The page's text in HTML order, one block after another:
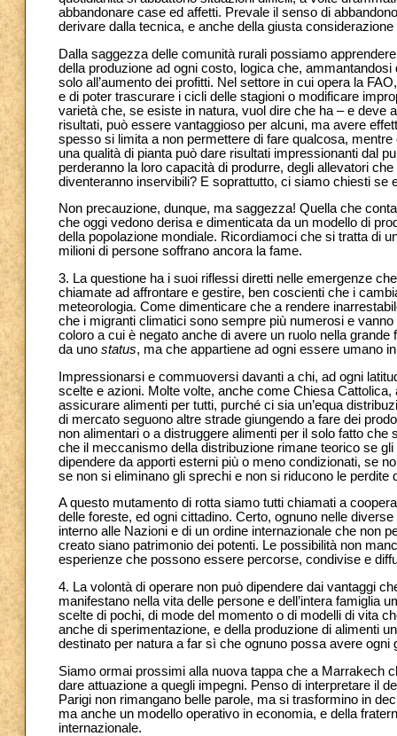
abbandonare case ed affetti. Prevale il senso di
derivare dalla tecnica, e anche della giusta
Dalla saggezza delle comunità rurali possiamo
della produzione ad ogni costo, logica che,
solo all’aumento dei profitti. Nel settore in cui opera la
e di poter trascurare i cicli delle stagioni o modificare
varietà che, se esiste in natura, vuol dire che ha – e deve
risultati, può essere vantaggioso per alcuni, ma avere
spesso si limita a non permettere di fare qualcosa,
una qualità di pianta può dare risultati impressionanti dal
perderanno la loro capacità di produrre, degli allevatori
diventeranno inservibili? E soprattutto, ci siamo chiesti
Non precauzione, dunque, ma saggezza! Quella che
che oggi vedono derisa e dimenticata da un modello di
della popolazione mondiale. Ricordiamoci che si tratta di
milioni di persone soffrano ancora la fame.
3. La questione ha i suoi riflessi diretti nelle emergenze
chiamate ad affrontare e gestire, ben coscienti che i
meteorologia. Come dimenticare che a rendere
che i migranti climatici sono sempre più numerosi e
coloro a cui è negato anche di avere un ruolo nella
da uno status, ma che appartiene ad ogni essere umano
Impressionarsi e commuoversi davanti a chi, ad ogni
scelte e azioni. Molte volte, anche come Chiesa
assicurare alimenti per tutti, purché ci sia un’equa
di mercato seguono altre strade giungendo a fare dei
non alimentari o a distruggere alimenti per il solo fatto
che il meccanismo della distribuzione rimane teorico se
dipendere da apporti esterni più o meno condizionati, se
se non si eliminano gli sprechi e non si riducono le perdite
A questo mutamento di rotta siamo tutti chiamati a
delle foreste, ed ogni cittadino. Certo, ognuno nelle
interno alle Nazioni e di un ordine internazionale che non
creato siano patrimonio dei potenti. Le possibilità non
esperienze che possono essere percorse, condivise e
4. La volontà di operare non può dipendere dai vantaggi
manifestano nella vita delle persone e dell’intera famiglia
scelte di pochi, di mode del momento o di modelli di vita
anche di sperimentazione, e della produzione di alimenti
destinato per natura a far sì che ognuno possa avere ogni
Siamo ormai prossimi alla nuova tappa che a Marrakech
dare attuazione a quegli impegni. Penso di interpretare il
Parigi non rimangano belle parole, ma si trasformino in
ma anche un modello operativo in economia, e della
internazionale.